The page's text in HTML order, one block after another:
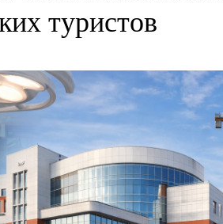
туристов